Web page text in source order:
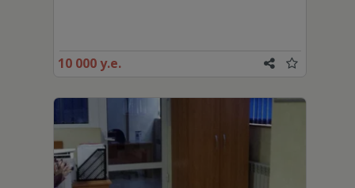
10 000 у.е.